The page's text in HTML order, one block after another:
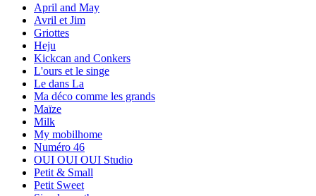
April and May
Avril et Jim
Griottes
Heju
Kickcan and Conkers
L'ours et le singe
Le dans La
Ma déco comme les grands
Maïze
Milk
My mobilhome
Numéro 46
OUI OUI OUI Studio
Petit & Small
Petit Sweet